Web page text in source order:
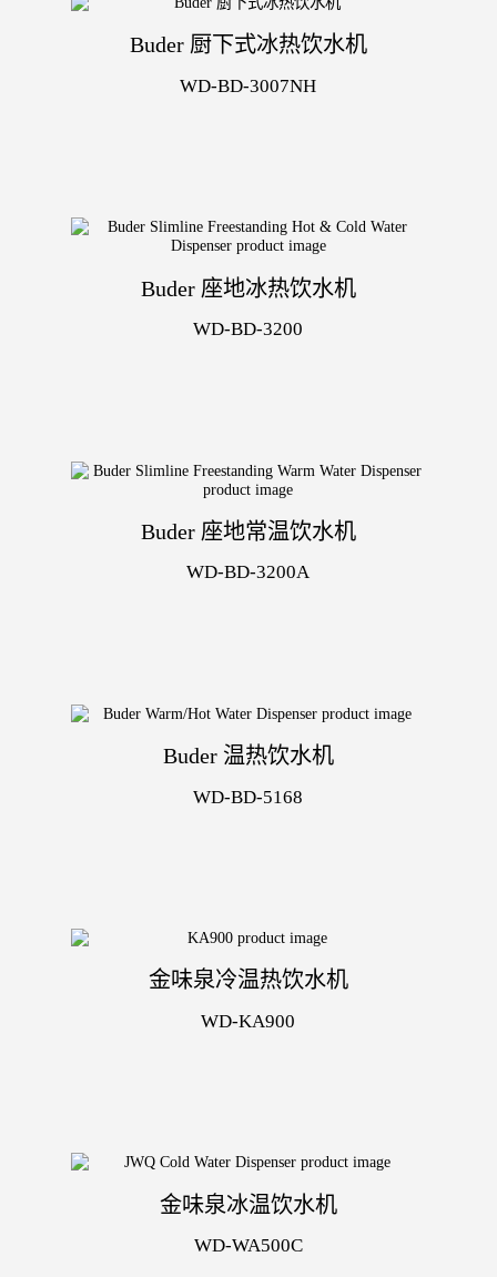
Buder 厨下式冰热饮水机
WD-BD-3007NH
Buder 座地冰热饮水机
WD-BD-3200
Buder 座地常温饮水机
WD-BD-3200A
Buder 温热饮水机
WD-BD-5168
金味泉冷温热饮水机
WD-KA900
金味泉冰温饮水机
WD-WA500C